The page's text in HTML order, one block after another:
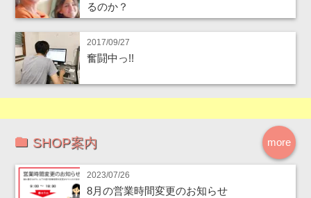
るのか？
2017/09/27
奮闘中っ!!
more
SHOP案内
2023/07/26
8月の営業時間変更のお知らせ